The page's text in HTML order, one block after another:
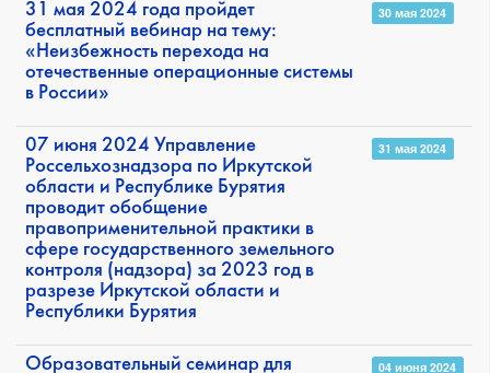
31 мая 2024 года пройдет
бесплатный вебинар на тему:
«Неизбежность перехода на
отечественные операционные системы
в России»
30 мая 2024
07 июня 2024 Управление
Россельхознадзора по Иркутской
области и Республике Бурятия
проводит обобщение
правоприменительной практики в
сфере государственного земельного
контроля (надзора) за 2023 год в
разрезе Иркутской области и
Республики Бурятия
31 мая 2024
Образовательный семинар для 04 июня 2024